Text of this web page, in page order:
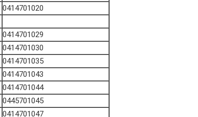
0414701020
0414701029
0414701030
0414701035
0414701043
0414701044
0445701045
0414701047